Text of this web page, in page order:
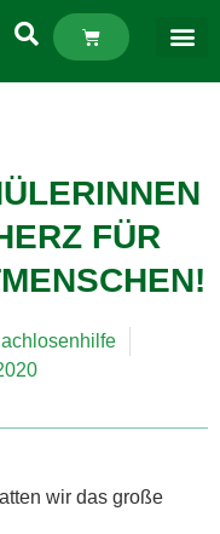
FÜR O
wir das große